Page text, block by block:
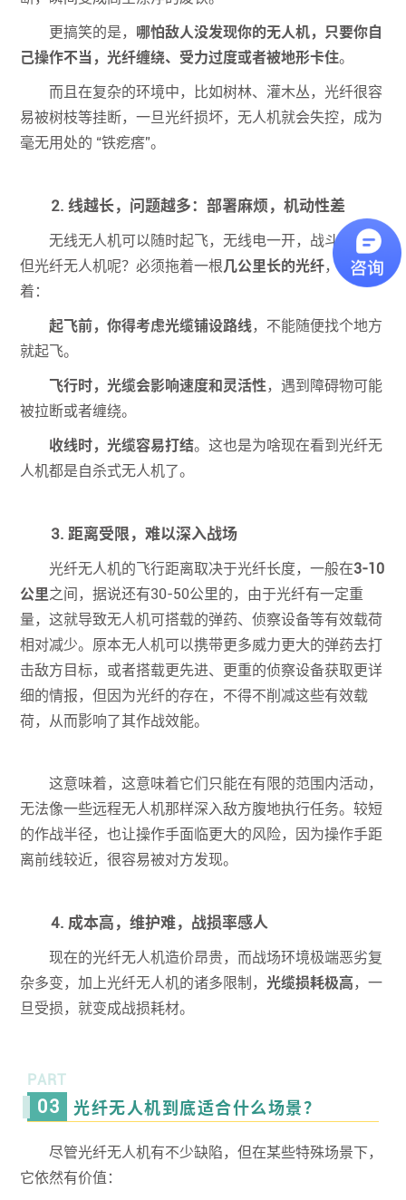
更搞笑的是， 哪怕敌人没发现你的无人机，只要你自
己操作不当，光纤缠绕、受力过度或者被地形卡住。
而且在复杂的环境中，比如树林、灌木丛，光纤很容
易被树枝等挂断，一旦光纤损坏，无人机就会失控，成为
毫无用处的 “铁疙瘩”。
2. 线越长，问题越多：部署麻烦，机动性差
无线无人机可以随时起飞，无线电一开，战斗开始。
但光纤无人机呢？必须拖着一根几公里长的光纤，这意味
着：
起飞前，你得考虑光缆铺设路线，不能随便找个地方
就起飞。
飞行时，光缆会影响速度和灵活性，遇到障碍物可能
被拉断或者缠绕。
收线时，光缆容易打结。这也是为啥现在看到光纤无
人机都是自杀式无人机了。
3. 距离受限，难以深入战场
光纤无人机的飞行距离取决于光纤长度，一般在3-10
公里之间，据说还有30-50公里的，由于光纤有一定重
量，这就导致无人机可搭载的弹药、侦察设备等有效载荷
相对减少。原本无人机可以携带更多威力更大的弹药去打
击敌方目标，或者搭载更先进、更重的侦察设备获取更详
细的情报，但因为光纤的存在，不得不削减这些有效载
荷，从而影响了其作战效能。
这意味着，这意味着它们只能在有限的范围内活动，
无法像一些远程无人机那样深入敌方腹地执行任务。较短
的作战半径，也让操作手面临更大的风险，因为操作手距
离前线较近，很容易被对方发现。
4. 成本高，维护难，战损率感人
现在的光纤无人机造价昂贵，而战场环境极端恶劣复
杂多变，加上光纤无人机的诸多限制，光缆损耗极高 ，一
旦受损，就变成战损耗材。
PART
03 光纤无人机到底适合什么场景？
尽管光纤无人机有不少缺陷，但在某些特殊场景下，
它依然有价值：